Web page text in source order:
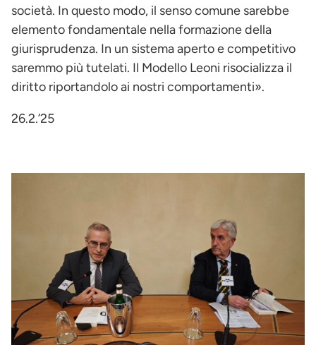
società. In questo modo, il senso comune sarebbe
elemento fondamentale nella formazione della
giurisprudenza. In un sistema aperto e competitivo
saremmo più tutelati. Il Modello Leoni risocializza il
diritto riportandolo ai nostri comportamenti».
26.2.’25